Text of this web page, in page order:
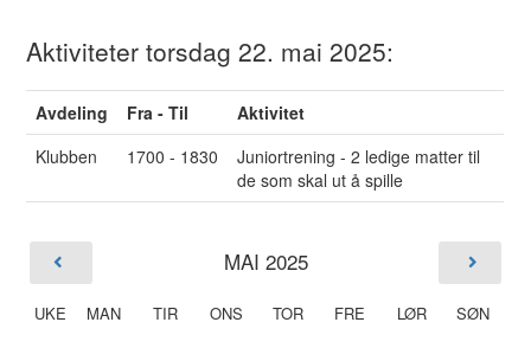
Aktiviteter torsdag 22. mai 2025:
Avdeling Fra - Til
Aktivitet
Klubben
1700 - 1830
Juniortrening - 2 ledige matter til
de som skal ut å spille
MAI 2025
UKE MAN TIR ONS TOR FRE LØR SØN